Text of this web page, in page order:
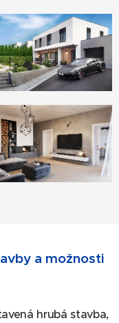
a možnosti
hrubá stavba,